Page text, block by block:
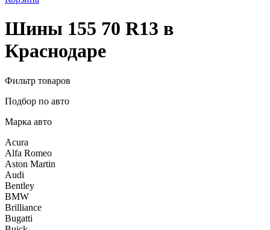
Шины 155 70 R13 в
Краснодаре
Фильтр товаров
Подбор по авто
Марка авто
Acura
Alfa Romeo
Aston Martin
Audi
Bentley
BMW
Brilliance
Bugatti